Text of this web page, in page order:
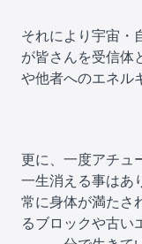
それにより宇宙・
が皆さんを受信体
や他者へのエネル
更に、一度アチュ
一生消える事はあ
常に身体が満たさ
るブロックや古い